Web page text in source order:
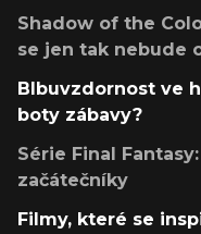
Shadow of the
se jen tak nebude
Blbuvzdornost ve
boty zábavy?
Série Final
začátečníky
Filmy, které se